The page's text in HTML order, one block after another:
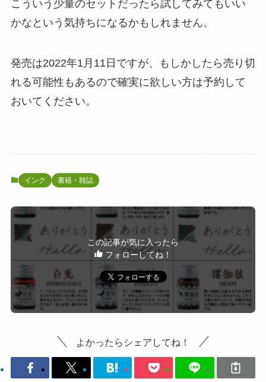
こういう少量のセットだったら試してみてもいい
かなという気持ちになるかもしれません。
発売は2022年1月11日ですが、もしかしたら売り切
れる可能性もあるので確実に欲しい方は予約して
おいてください。
インク 書籍・雑誌
この記事が気に入ったら
フォローしてね！
よかったらシェアしてね！